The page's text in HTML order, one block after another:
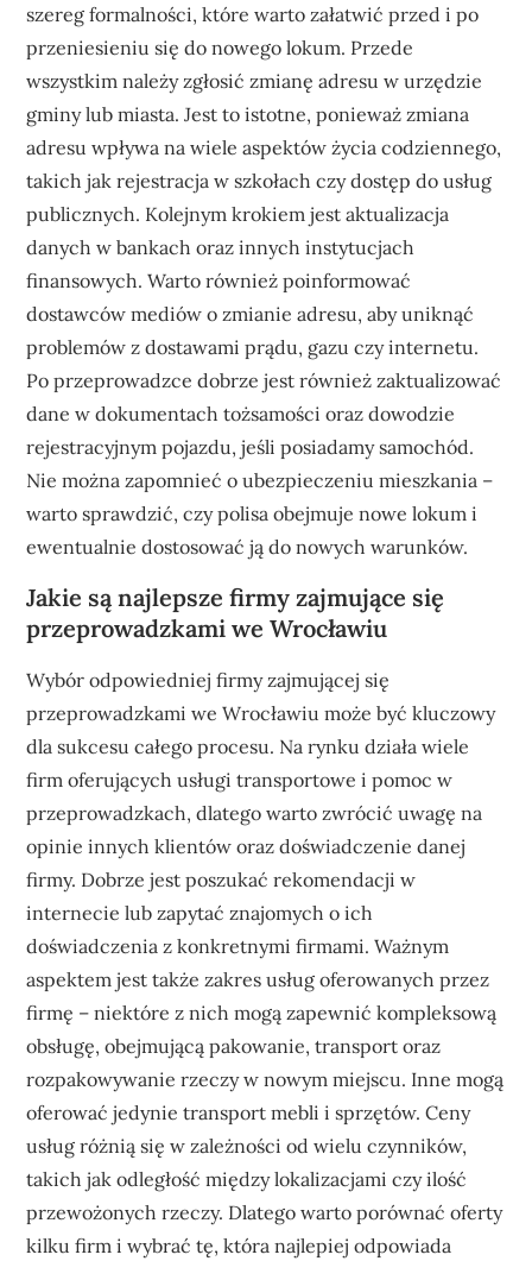
szereg formalności, które warto załatwić przed i po
przeniesieniu się do nowego lokum. Przede
wszystkim należy zgłosić zmianę adresu w urzędzie
gminy lub miasta. Jest to istotne, ponieważ zmiana
adresu wpływa na wiele aspektów życia codziennego,
takich jak rejestracja w szkołach czy dostęp do usług
publicznych. Kolejnym krokiem jest aktualizacja
danych w bankach oraz innych instytucjach
finansowych. Warto również poinformować
dostawców mediów o zmianie adresu, aby uniknąć
problemów z dostawami prądu, gazu czy internetu.
Po przeprowadzce dobrze jest również zaktualizować
dane w dokumentach tożsamości oraz dowodzie
rejestracyjnym pojazdu, jeśli posiadamy samochód.
Nie można zapomnieć o ubezpieczeniu mieszkania –
warto sprawdzić, czy polisa obejmuje nowe lokum i
ewentualnie dostosować ją do nowych warunków.
Jakie są najlepsze firmy zajmujące się
przeprowadzkami we Wrocławiu
Wybór odpowiedniej firmy zajmującej się
przeprowadzkami we Wrocławiu może być kluczowy
dla sukcesu całego procesu. Na rynku działa wiele
firm oferujących usługi transportowe i pomoc w
przeprowadzkach, dlatego warto zwrócić uwagę na
opinie innych klientów oraz doświadczenie danej
firmy. Dobrze jest poszukać rekomendacji w
internecie lub zapytać znajomych o ich
doświadczenia z konkretnymi firmami. Ważnym
aspektem jest także zakres usług oferowanych przez
firmę – niektóre z nich mogą zapewnić kompleksową
obsługę, obejmującą pakowanie, transport oraz
rozpakowywanie rzeczy w nowym miejscu. Inne mogą
oferować jedynie transport mebli i sprzętów. Ceny
usług różnią się w zależności od wielu czynników,
takich jak odległość między lokalizacjami czy ilość
przewożonych rzeczy. Dlatego warto porównać oferty
kilku firm i wybrać tę, która najlepiej odpowiada